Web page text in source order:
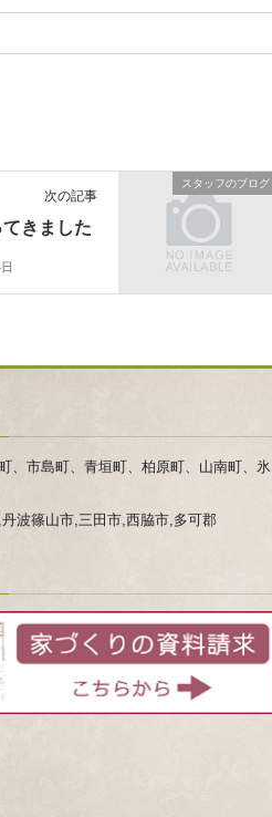
スタッフのブログ
次の記事
きました
、市島町、青垣町、柏原町、山南町、氷
波篠山市,三田市,西脇市,多可郡